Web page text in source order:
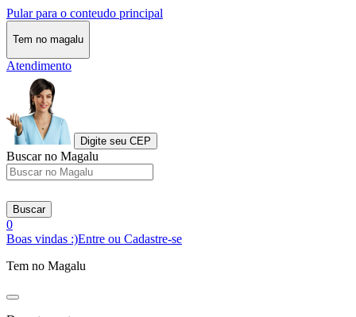
Pular para o conteudo principal
Tem no magalu
Atendimento
Digite seu CEP
Buscar no Magalu
Buscar
0
Boas vindas :)Entre ou Cadastre-se
Tem no Magalu